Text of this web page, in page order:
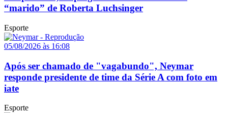
“marido” de Roberta Luchsinger
Esporte
05/08/2026 às 16:08
Após ser chamado de "vagabundo", Neymar
responde presidente de time da Série A com foto em
iate
Esporte